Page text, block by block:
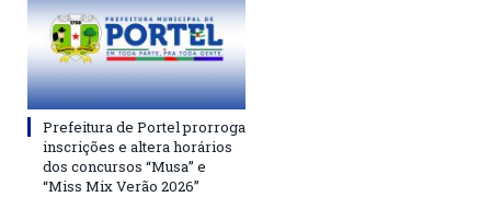
Prefeitura de Portel prorroga
inscrições e altera horários
dos concursos “Musa” e
“Miss Mix Verão 2026”